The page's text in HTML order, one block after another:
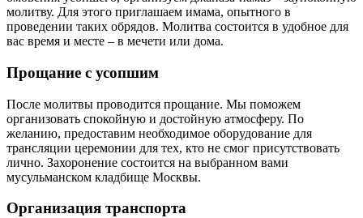
молитву. Для этого приглашаем имама, опытного в
проведении таких обрядов. Молитва состоится в удобное для
вас время и месте – в мечети или дома.
Прощание с усопшим
После молитвы проводится прощание. Мы поможем
организовать спокойную и достойную атмосферу. По
желанию, предоставим необходимое оборудование для
трансляции церемонии для тех, кто не смог присутствовать
лично. Захоронение состоится на выбранном вами
мусульманском кладбище Москвы.
Организация транспорта